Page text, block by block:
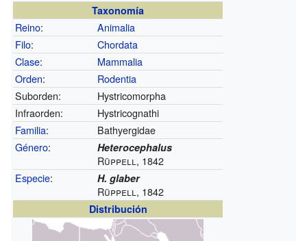
Taxonomía
Reino:
Animalia
Filo:
Chordata
Clase:
Mammalia
Orden:
Rodentia
Suborden:
Hystricomorpha
Infraorden:
Hystricognathi
Familia:
Bathyergidae
Género: Heterocephalus
Rüppell, 1842
Especie: H. glaber
Rüppell, 1842
Distribución